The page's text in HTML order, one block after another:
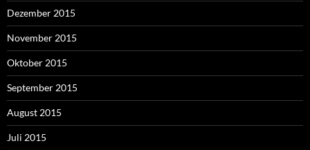
Dezember 2015
November 2015
Oktober 2015
September 2015
August 2015
Juli 2015